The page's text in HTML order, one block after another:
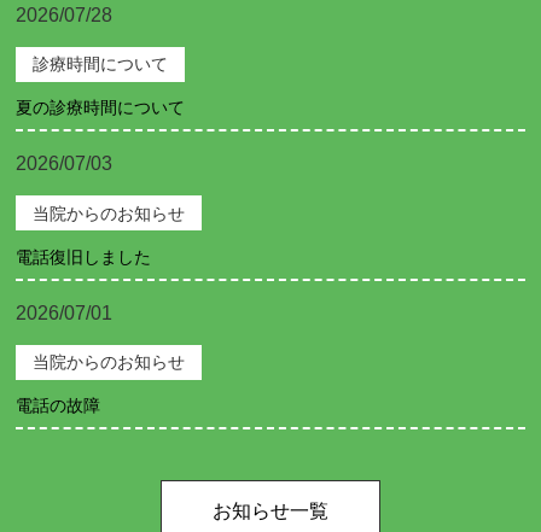
2026/07/28
診療時間について
夏の診療時間について
2026/07/03
当院からのお知らせ
電話復旧しました
2026/07/01
当院からのお知らせ
電話の故障
お知らせ一覧